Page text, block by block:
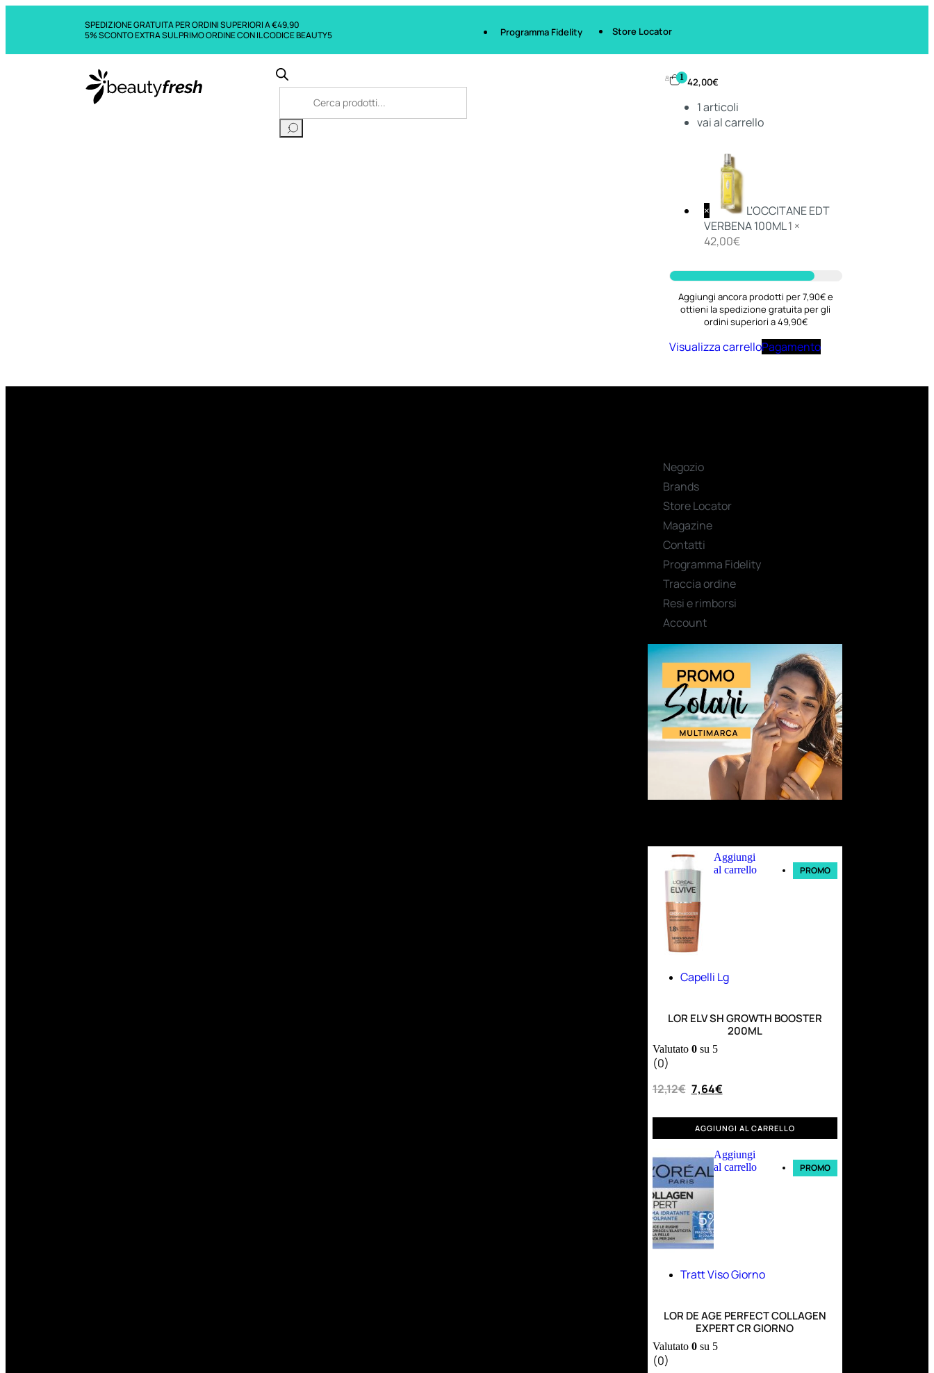
SPEDIZIONE GRATUITA PER ORDINI SUPERIORI A €49,90
5% SCONTO EXTRA SUL PRIMO ORDINE CON IL CODICE BEAUTY5
Programma Fidelity Store Locator
1 42,00€
1articoli
vai al carrello
×
L'OCCITANE EDT
VERBENA 100ML1 ×
42,00€
Aggiungi ancora prodotti per 7,90€ e
ottieni la spedizione gratuita per gli
ordini superiori a 49,90€
Visualizza carrelloPagamento
Negozio
Brands
Store Locator
Magazine
Contatti
Programma Fidelity
Traccia ordine
Resi e rimborsi
Account
Aggiungi
al carrello
PROMO
Capelli Lg
LOR ELV SH GROWTH BOOSTER
200ML
Valutato 0su 5
(0)
12,12€ 7,64€
AGGIUNGI AL CARRELLO
Aggiungi
al carrello
PROMO
Tratt Viso Giorno
LOR DE AGE PERFECT COLLAGEN
EXPERT CR GIORNO
Valutato 0su 5
(0)